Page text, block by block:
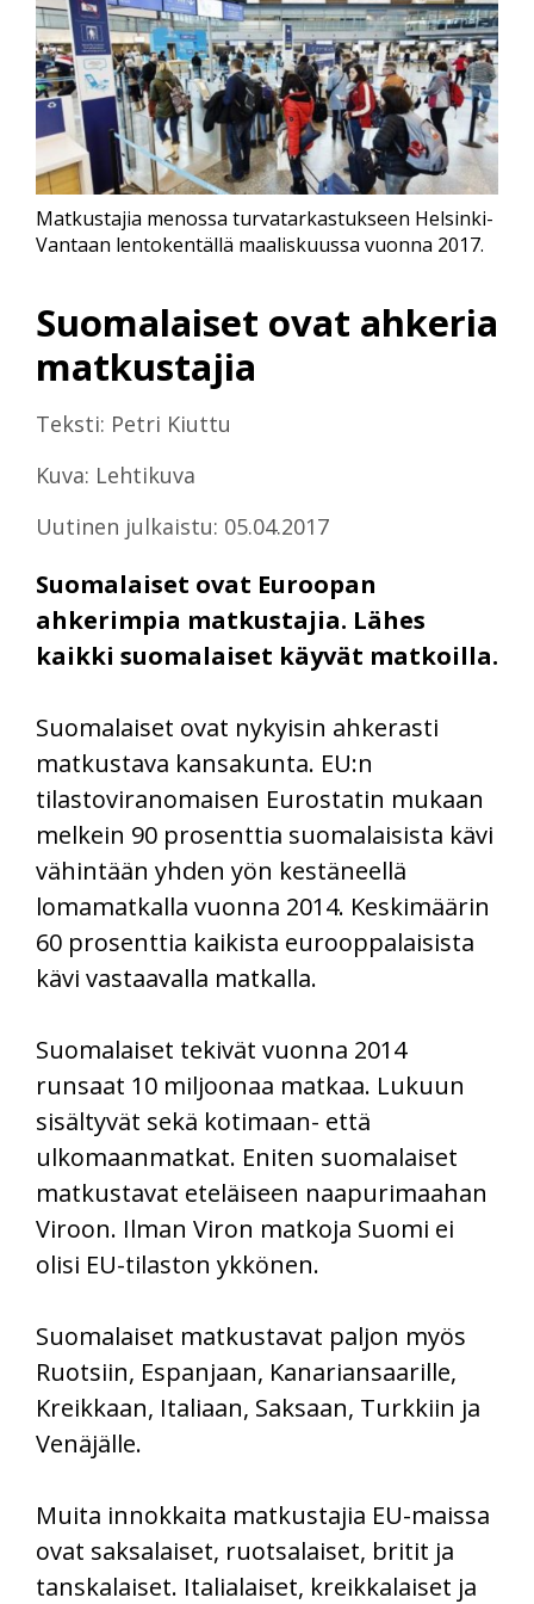
Suomalaiset ovat ahkeria
matkustajia
Teksti: Petri Kiuttu
Kuva: Lehtikuva
Uutinen julkaistu: 05.04.2017
Suomalaiset ovat Euroopan
ahkerimpia matkustajia. Lähes
kaikki suomalaiset käyvät matkoilla.
Matkustajia menossa turvatarkastukseen Helsinki-
Vantaan lentokentällä maaliskuussa vuonna 2017.
Suomalaiset ovat nykyisin ahkerasti
matkustava kansakunta. EU:n
tilastoviranomaisen Eurostatin mukaan
melkein 90 prosenttia suomalaisista kävi
vähintään yhden yön kestäneellä
lomamatkalla vuonna 2014. Keskimäärin
60 prosenttia kaikista eurooppalaisista
kävi vastaavalla matkalla.
Suomalaiset tekivät vuonna 2014
runsaat 10 miljoonaa matkaa. Lukuun
sisältyvät sekä kotimaan- että
ulkomaanmatkat. Eniten suomalaiset
matkustavat eteläiseen naapurimaahan
Viroon. Ilman Viron matkoja Suomi ei
olisi EU-tilaston ykkönen.
Suomalaiset matkustavat paljon myös
Ruotsiin, Espanjaan, Kanariansaarille,
Kreikkaan, Italiaan, Saksaan, Turkkiin ja
Venäjälle.
Muita innokkaita matkustajia EU-maissa
ovat saksalaiset, ruotsalaiset, britit ja
tanskalaiset. Italialaiset, kreikkalaiset ja